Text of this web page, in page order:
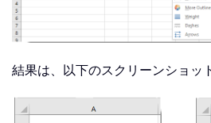
結果は、以下のスクリーンショッ